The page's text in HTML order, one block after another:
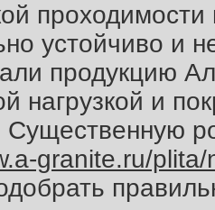
проходимости
устойчиво и
продукцию
нагрузкой и
Существенную
granite.ru/